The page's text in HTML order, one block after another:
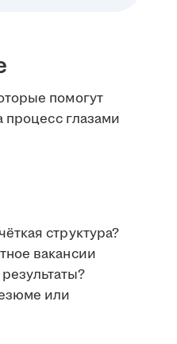
помогут
процесс глазами
структура?
вакансии
или